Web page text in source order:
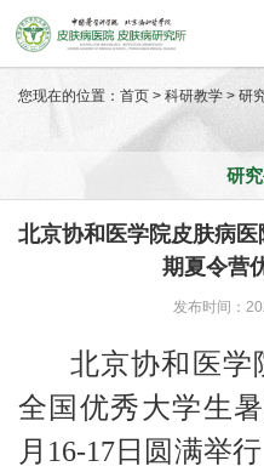
您现在的位置： 首页 > 科研教学 > 研
研
北京协和医学院皮肤病
期夏令营
发布时间：
北京协和医学
全国优秀大学生
月16-17日圆满举